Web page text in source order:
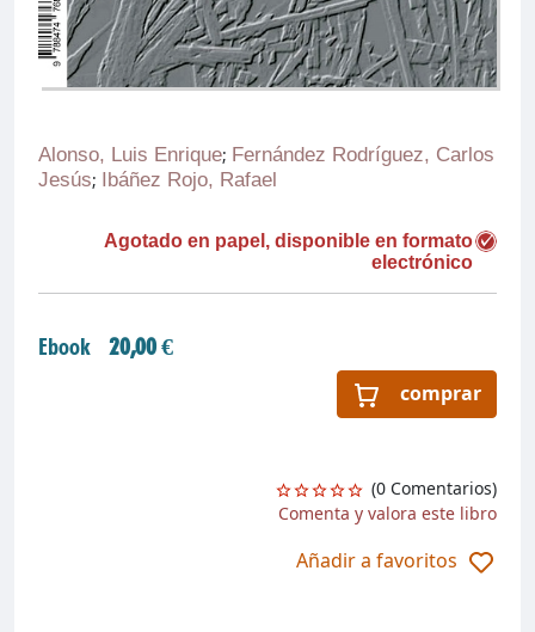
Alonso, Luis Enrique; Fernández Rodríguez, Carlos
Jesús; Ibáñez Rojo, Rafael
Agotado en papel, disponible en formato
electrónico
Ebook 20,00 €
comprar
(0 Comentarios)
Comenta y valora este libro
Añadir a favoritos